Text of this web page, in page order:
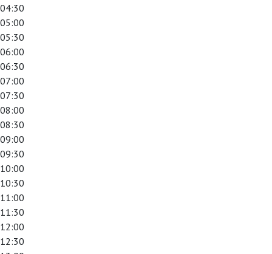
04:30
05:00
05:30
06:00
06:30
07:00
07:30
08:00
08:30
09:00
09:30
10:00
10:30
11:00
11:30
12:00
12:30